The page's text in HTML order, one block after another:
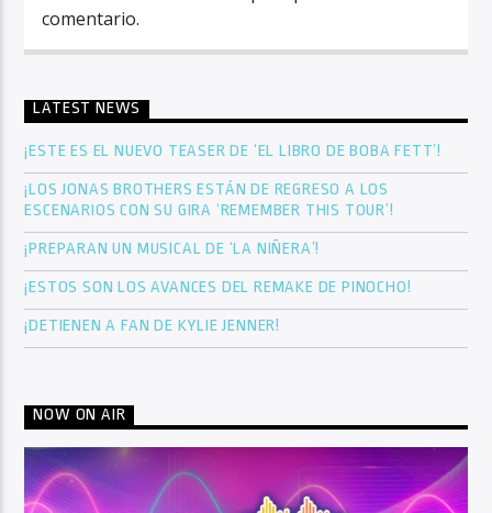
comentario.
LATEST NEWS
¡ESTE ES EL NUEVO TEASER DE ‘EL LIBRO DE BOBA FETT’!
¡LOS JONAS BROTHERS ESTÁN DE REGRESO A LOS
ESCENARIOS CON SU GIRA ‘REMEMBER THIS TOUR’!
¡PREPARAN UN MUSICAL DE ‘LA NIÑERA’!
¡ESTOS SON LOS AVANCES DEL REMAKE DE PINOCHO!
¡DETIENEN A FAN DE KYLIE JENNER!
NOW ON AIR